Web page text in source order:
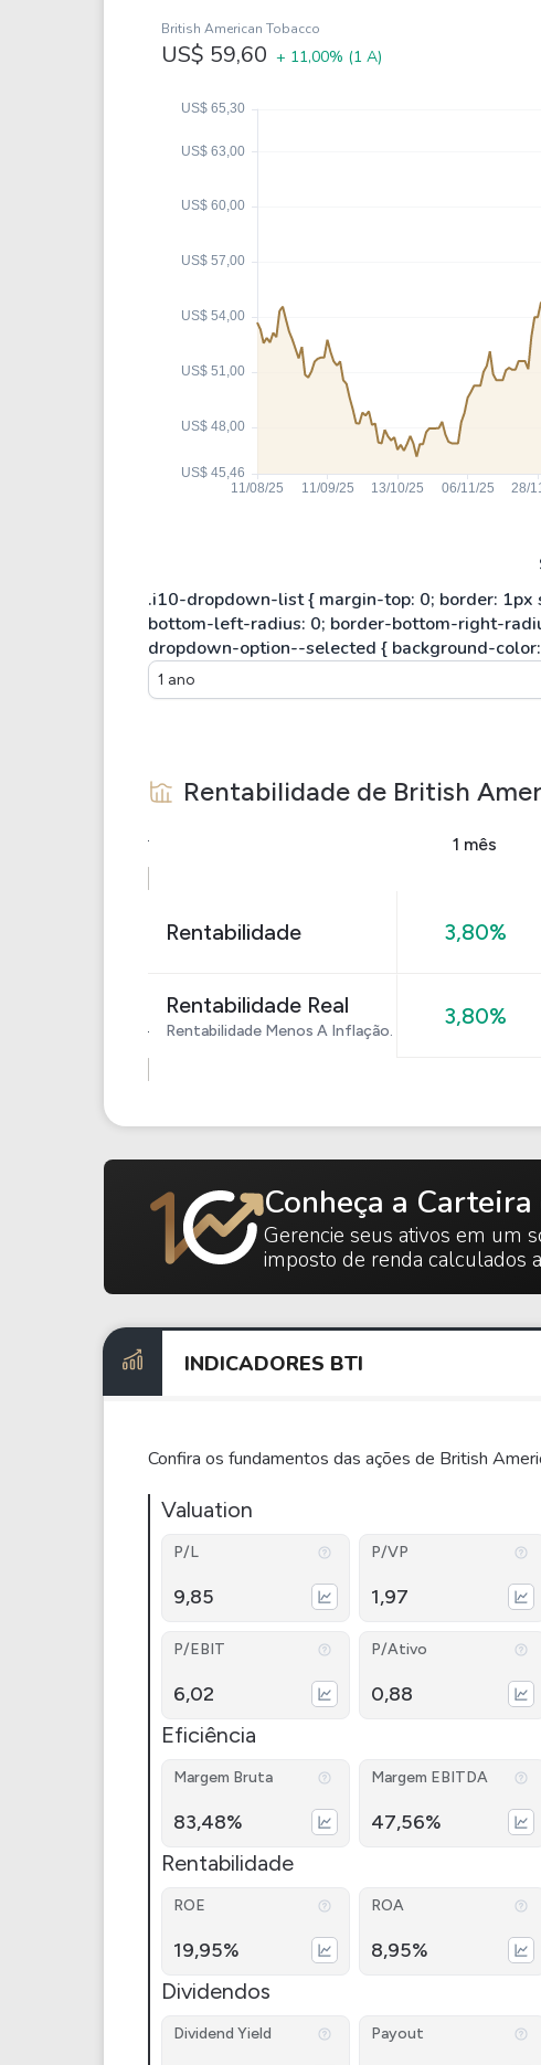
Klabin
Petrobrás
Ver todos
KNCR11
British American Tobacco
US$ 59,60 + 11,00% (1 A)
1 ano
Rentabilidade de British
1 mês
Rentabilidade 3,80%
Rentabilidade Real
Rentabilidade Menos A Inflação.
3,80%
Conheça a
Gerencie seus ativos em um
imposto de renda calculados
INDICADORES BTI
Confira os fundamentos das ações de British
Valuation
P/L
9,85
P/VP
1,97
P/EBIT
6,02
P/Ativo
0,88
Eficiência
Margem Bruta
83,48%
Margem EBITDA
47,56%
Rentabilidade
ROE
19,95%
ROA
8,95%
Dividendos
Dividend Yield Payout